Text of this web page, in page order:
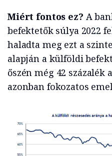
Miért fontos ez? A
befektetők súlya 2022
haladta meg ezt a
alapján a külföldi
őszén még 42 százalék
azonban fokozatos